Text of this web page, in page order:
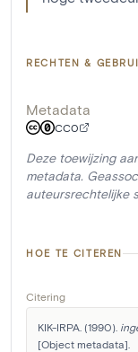
RECHTEN &
Metadata
CC0
Deze toewijzing
metadata.
auteursrechtelijke
HOE TE CITEREN
Citering
KIK-IRPA. (1990).
[Object metadata].